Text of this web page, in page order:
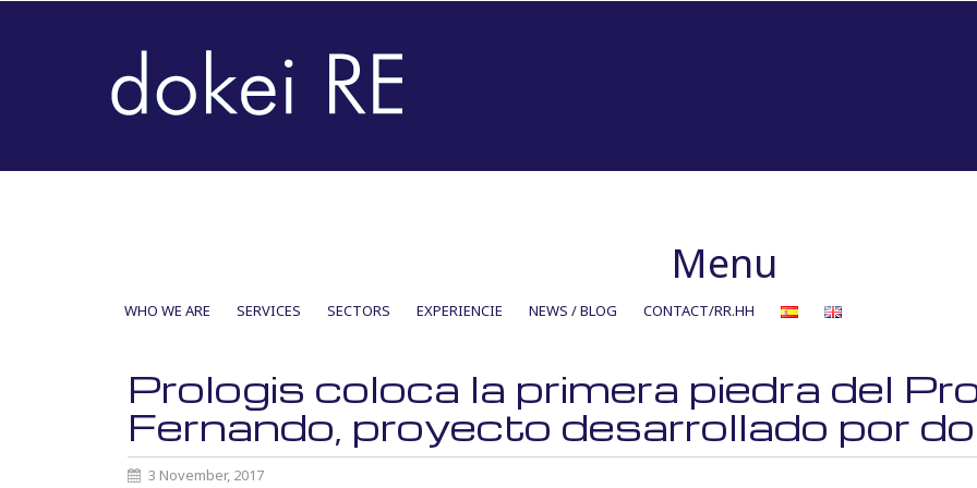
Menu
SKIP
WHO WE ARE SERVICES SECTORS EXPERIENCIE NEWS / BLOG CONTACT/RR.HH
Prologis coloca la primera piedra del
Fernando, proyecto desarrollado por
3 November, 2017